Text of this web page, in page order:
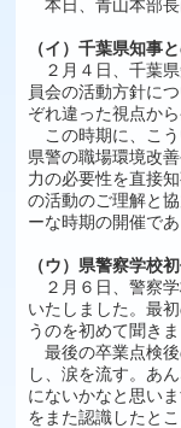
本日、青山本部長
（イ）千葉県知事
２月４日、千葉
員会の活動方針に
ぞれ違った視点か
この時期に、こう
県警の職場環境改
力の必要性を直接
の活動のご理解と
ーな時期の開催で
（ウ）県警察学校
２月６日、警察学
いたしました。最
うのを初めて聞きま
最後の卒業点検
し、涙を流す。あ
にないかなと思い
をまた認識したとこ